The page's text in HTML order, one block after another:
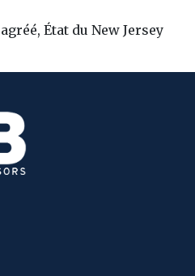
État du New Jersey